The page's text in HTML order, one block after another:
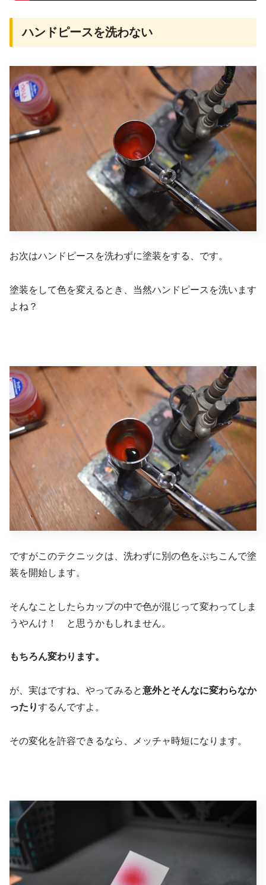
ハンドピースを洗わない
お次はハンドピースを洗わずに塗装をする、です。
塗装をして色を変えるとき、当然ハンドピースを洗います
よね？
ですがこのテクニックは、洗わずに別の色をぶちこんで塗
装を開始します。
そんなことしたらカップの中で色が混じって変わってしま
うやんけ！ と思うかもしれません。
もちろん変わります。
が、実はですね、やってみると意外とそんなに変わらなか
ったりするんですよ。
その変化を許容できるなら、メッチャ時短になります。